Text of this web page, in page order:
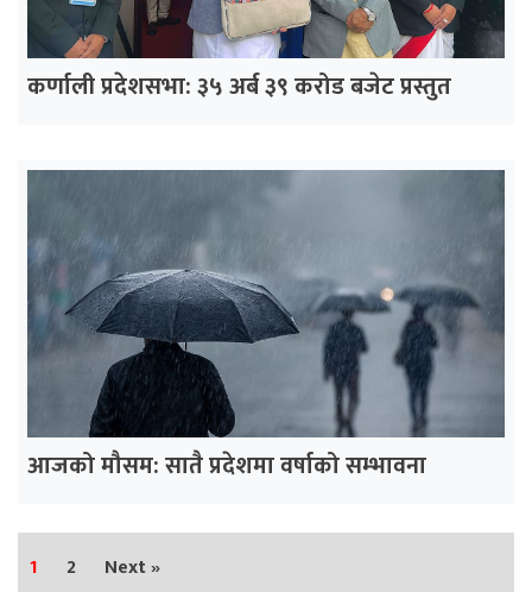
कर्णाली प्रदेशसभा: ३५ अर्ब ३९ करोड बजेट प्रस्तुत
आजको मौसम: सातै प्रदेशमा वर्षाको सम्भावना
1 2 Next »